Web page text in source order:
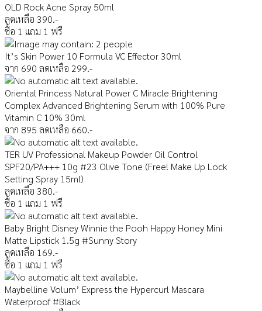
OLD Rock Acne Spray 50ml
ลดเหลือ 390.-
ซื้อ 1 แถม 1 ฟรี
It’s Skin Power 10 Formula VC Effector 30ml
จาก 690 ลดเหลือ 299.-
Oriental Princess Natural Power C Miracle Brightening
Complex Advanced Brightening Serum with 100% Pure
Vitamin C 10% 30ml
จาก 895 ลดเหลือ 660.-
TER UV Professional Makeup Powder Oil Control
SPF20/PA+++ 10g #23 Olive Tone (Free! Make Up Lock
Setting Spray 15ml)
ลดเหลือ 380.-
ซื้อ 1 แถม 1 ฟรี
Baby Bright Disney Winnie the Pooh Happy Honey Mini
Matte Lipstick 1.5g #Sunny Story
ลดเหลือ 169.-
ซื้อ 1 แถม 1 ฟรี
Maybelline Volum’ Express the Hypercurl Mascara
Waterproof #Black